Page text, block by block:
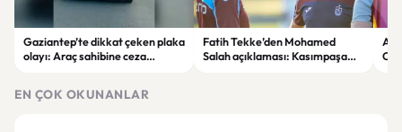
Gaziantep’te dikkat çeken plaka
olayı: Araç sahibine ceza
Fatih Tekke’den Mohamed
Salah açıklaması: Kasımpaşa
EN ÇOK OKUNANLAR